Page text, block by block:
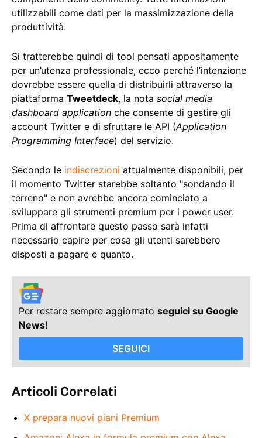
utilizzabili come dati per la massimizzazione della
produttività.
Si tratterebbe quindi di tool pensati appositamente
per un’utenza professionale, ecco perché l’intenzione
dovrebbe essere quella di distribuirli attraverso la
piattaforma Tweetdeck, la nota social media
dashboard application che consente di gestire gli
account Twitter e di sfruttare le API (Application
Programming Interface) del servizio.
Secondo le indiscrezioni attualmente disponibili, per
il momento Twitter starebbe soltanto "sondando il
terreno" e non avrebbe ancora cominciato a
sviluppare gli strumenti premium per i power user.
Prima di affrontare questo passo sarà infatti
necessario capire per cosa gli utenti sarebbero
disposti a pagare e quanto.
Per restare sempre aggiornato seguici su Google
News!
SEGUICI
Articoli Correlati
X prepara nuovi piani Premium